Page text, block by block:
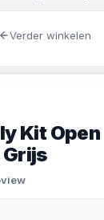
Kit Open
Verder winkelen